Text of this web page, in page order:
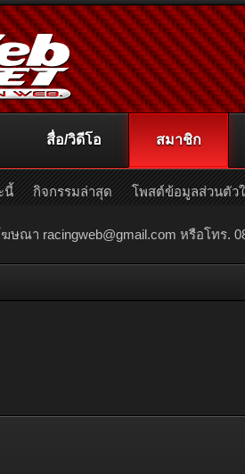
ฆษณา racingweb@gmail.com หรือโทร.
สื่อ/วิดีโอ สมาชิก
นี้ กิจกรรมล่าสุด โพสต์ข้อมูลส่วนตัว